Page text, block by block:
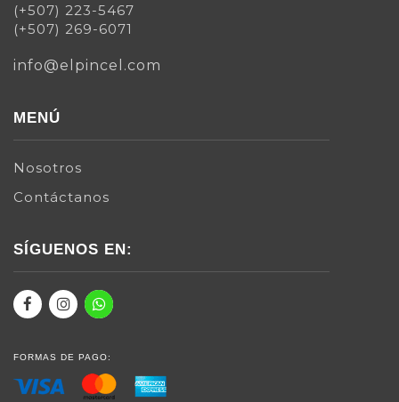
(+507) 223-5467
(+507) 269-6071
info@elpincel.com
MENÚ
Nosotros
Contáctanos
SÍGUENOS EN:
FORMAS DE PAGO: